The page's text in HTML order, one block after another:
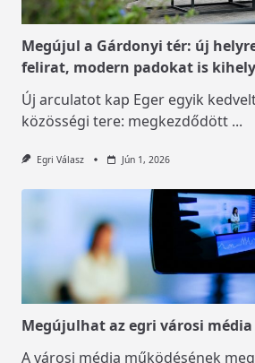
Megújul a Gárdonyi tér: új
felirat, modern padokat is
Új arculatot kap Eger egyik
közösségi tere: megkezdődött ...
Egri Válasz Jún 1, 2026
Megújulhat az egri városi
A városi média működésének